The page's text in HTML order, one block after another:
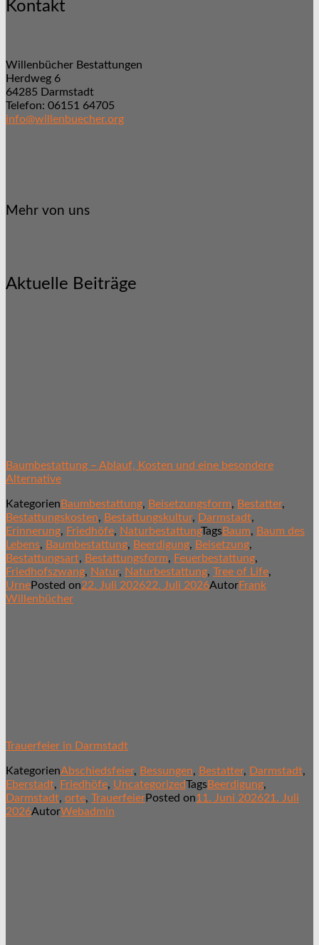
Kontakt
Willenbücher Bestattungen
Herdweg 6
64285 Darmstadt
Telefon: 06151 64705
info@willenbuecher.org
Mehr von uns
Aktuelle Beiträge
Baumbestattung – Ablauf, Kosten und eine besondere
Alternative
KategorienBaumbestattung, Beisetzungsform, Bestatter,
Bestattungskosten, Bestattungskultur, Darmstadt,
Erinnerung, Friedhöfe, NaturbestattungTagsBaum, Baum des
Lebens, Baumbestattung, Beerdigung, Beisetzung,
Bestattungsart, Bestattungsform, Feuerbestattung,
Friedhofszwang, Natur, Naturbestattung, Tree of Life,
UrnePosted on22. Juli 202622. Juli 2026AutorFrank
Willenbücher
Trauerfeier in Darmstadt
KategorienAbschiedsfeier, Bessungen, Bestatter, Darmstadt,
Eberstadt, Friedhöfe, UncategorizedTagsBeerdigung,
Darmstadt, orte, TrauerfeierPosted on11. Juni 202621. Juli
2026AutorWebadmin